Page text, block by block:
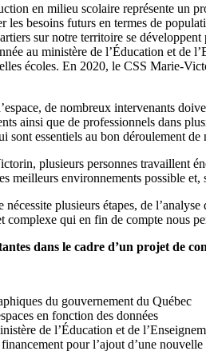
en milieu scolaire représente un
les besoins futurs en termes de
sur notre territoire se
au ministère de l’Éducation et de
écoles. En 2020, le CSS Marie-
de nombreux intervenants
ainsi que de professionnels dans
sont essentiels au bon déroulement de
plusieurs personnes travaillent
meilleurs environnements possible et,
plusieurs étapes, de
complexe qui en fin de compte nous
dans le cadre d’un projet de
du gouvernement du Québec
en fonction des données
de l’Éducation et de
pour l’ajout d’une nouvelle